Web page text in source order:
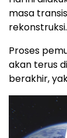
masa
rekonstruksi.
Proses
akan terus
berakhir,